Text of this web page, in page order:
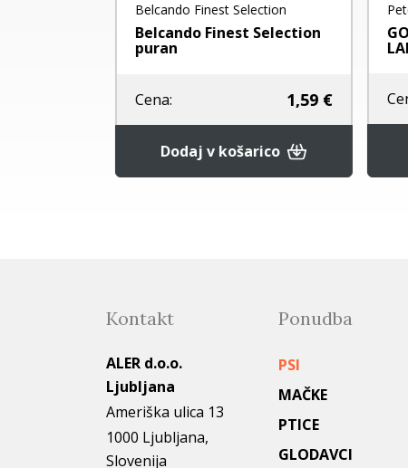
Belcando Finest Selection
Belcando Finest Selection
puran
Cena: 1,59 €
Dodaj v košarico
Kontakt
ALER d.o.o.
Ljubljana
Ameriška ulica 13
1000 Ljubljana,
Slovenija
Ponudba
PSI
MAČKE
PTICE
GLODAVCI